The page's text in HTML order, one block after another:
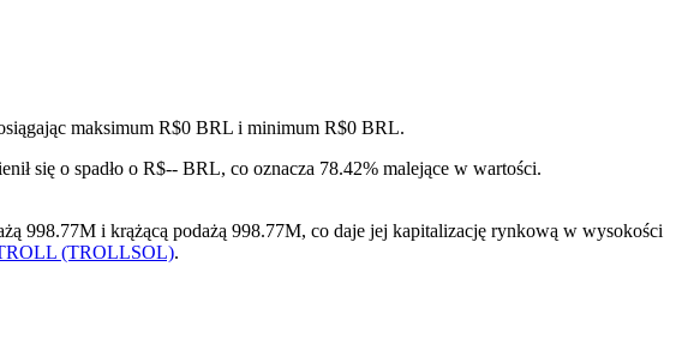
maksimum R$0 BRL i minimum R$0 BRL.
się o spadło o R$-- BRL, co oznacza 78.42% malejące w wartości.
998.77M i krążącą podażą 998.77M, co daje jej kapitalizację rynkową w wysokości
(TROLLSOL).